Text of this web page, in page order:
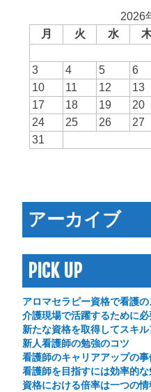
2026
月
火 水
3
4 5 6
10
11 12 13
17
18 19 20
24
25 26 27
31
アーカイブ
PICK UP
アロマセラピー資格で看護
介護現場で活躍するために
新たな資格を取得してスキ
新人看護師の勉強のコツ
看護師のキャリアアップの
看護師を目指すには効率的
資格における倍率は一つの情